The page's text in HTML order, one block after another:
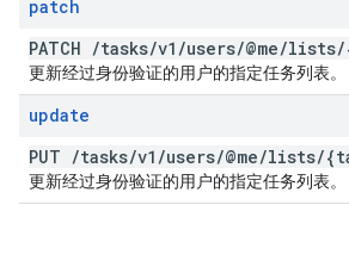
patch
PATCH /tasks/v1 /users/@me/lists/
更新经过身份验证的用户的指定任务列表。
update
PUT /tasks/v1 /users/@me/lists/
更新经过身份验证的用户的指定任务列表。